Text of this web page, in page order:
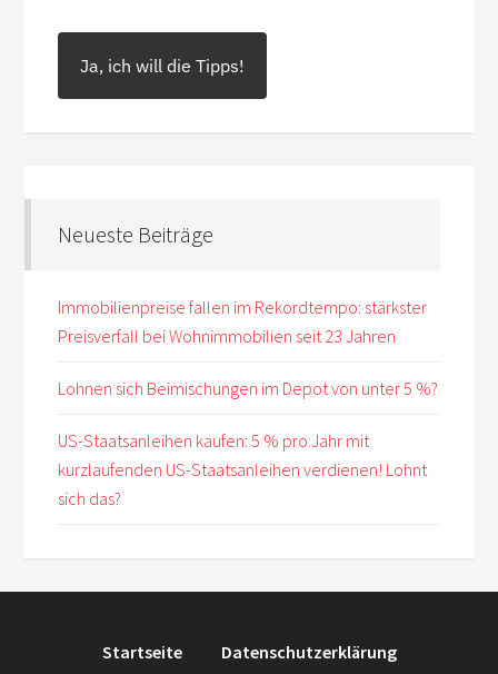
Ja, ich will die Tipps!
Neueste Beiträge
Immobilienpreise fallen im Rekordtempo: stärkster
Preisverfall bei Wohnimmobilien seit 23 Jahren
Lohnen sich Beimischungen im Depot von unter 5 %?
US-Staatsanleihen kaufen: 5 % pro Jahr mit
kurzlaufenden US-Staatsanleihen verdienen! Lohnt
sich das?
Startseite
Datenschutzerklärung